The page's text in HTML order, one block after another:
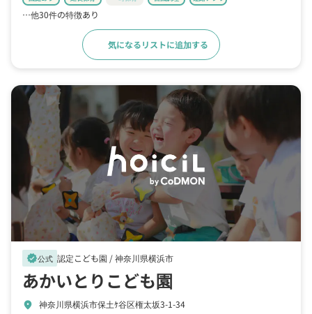
…他30件の特徴あり
気になるリストに追加する
verified公式 認定こども園 /神奈川県横浜市
あかいとりこども園
location_on 神奈川県横浜市保土ｹ谷区権太坂3-1-34